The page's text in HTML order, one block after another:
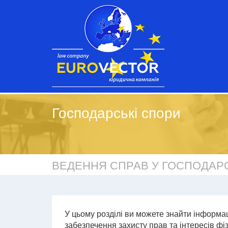
Господарські спори
ВЕДЕННЯ СПРАВ У
У цьому розділі ви можете знайти
забезпечення захисту прав та інтересів